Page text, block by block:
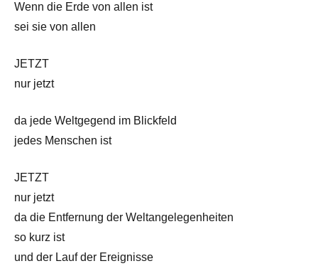
Wenn die Erde von allen ist
sei sie von allen
JETZT
nur jetzt
da jede Weltgegend im Blickfeld
jedes Menschen ist
JETZT
nur jetzt
da die Entfernung der Weltangelegenheiten
so kurz ist
und der Lauf der Ereignisse